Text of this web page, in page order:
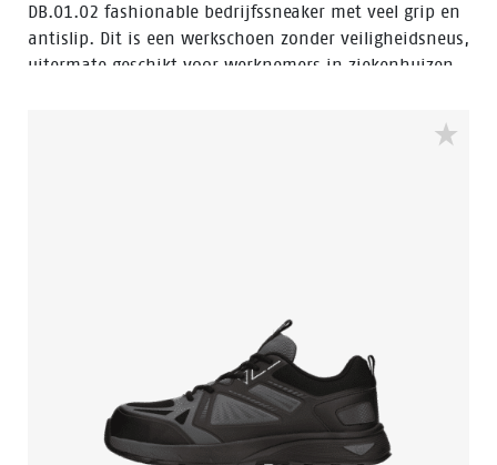
DB.01.02 fashionable bedrijfssneaker met veel grip en
antislip. Dit is een werkschoen zonder veiligheidsneus,
uitermate geschikt voor werknemers in ziekenhuizen,